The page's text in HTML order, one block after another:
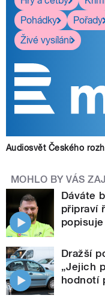
Pohádky
Pořady
Živé vysílání
Audiosvět Českého
MOHLO BY VÁS
Dáváte
připraví
Dražší
„Jejich
hodnotí